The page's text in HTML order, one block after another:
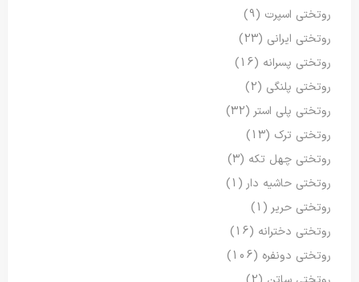
روتختی اسپرت (9)
روتختی ایرانی (23)
روتختی پسرانه (16)
روتختی پلنگی (2)
روتختی پلی استر (32)
روتختی ترک (13)
روتختی چهل تکه (3)
روتختی حاشیه دار (1)
روتختی حریر (1)
روتختی دخترانه (16)
روتختی دونفره (106)